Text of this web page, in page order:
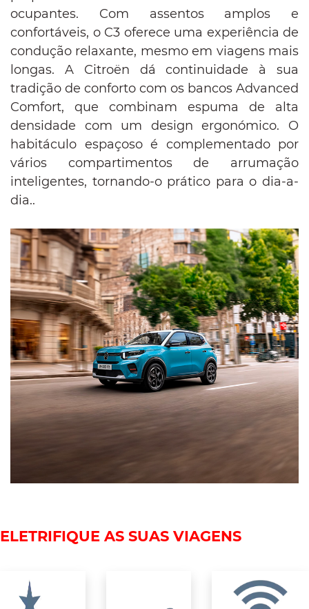
ocupantes. Com assentos amplos e
confortáveis, o C3 oferece uma experiência de
condução relaxante, mesmo em viagens mais
longas. A Citroën dá continuidade à sua
tradição de conforto com os bancos Advanced
Comfort, que combinam espuma de alta
densidade com um design ergonómico. O
habitáculo espaçoso é complementado por
vários compartimentos de arrumação
inteligentes, tornando-o prático para o dia-a-
dia..
ELETRIFIQUE AS SUAS VIAGENS